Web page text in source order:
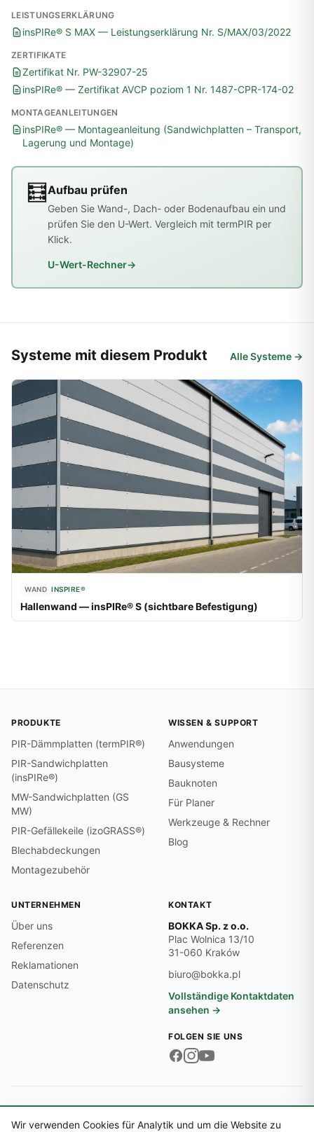
LEISTUNGSERKLÄRUNG
insPIRe® S MAX — Leistungserklärung Nr. S/MAX/03/2022
ZERTIFIKATE
Zertifikat Nr. PW-32907-25
insPIRe® — Zertifikat AVCP poziom 1 Nr. 1487-CPR-174-02
MONTAGEANLEITUNGEN
insPIRe® — Montageanleitung (Sandwichplatten – Transport,
Lagerung und Montage)
🧮Aufbau prüfen
Geben Sie Wand-, Dach- oder Bodenaufbau ein und
prüfen Sie den U-Wert. Vergleich mit termPIR per
Klick.
U-Wert-Rechner→
Systeme mit diesem Produkt Alle Systeme →
WAND INSPIRE®
Hallenwand — insPIRe® S (sichtbare Befestigung)
PRODUKTE
PIR-Dämmplatten (termPIR®)
PIR-Sandwichplatten
(insPIRe®)
MW-Sandwichplatten (GS
MW)
PIR-Gefällekeile (izoGRASS®)
Blechabdeckungen
Montagezubehör
WISSEN & SUPPORT
Anwendungen
Bausysteme
Bauknoten
Für Planer
Werkzeuge & Rechner
Blog
UNTERNEHMEN
Über uns
Referenzen
Reklamationen
Datenschutz
KONTAKT
BOKKA Sp. z o.o.
Plac Wolnica 13/10
31-060 Kraków
biuro@bokka.pl
Vollständige Kontaktdaten
ansehen →
FOLGEN SIE UNS
Firmendaten:USt-IdNr. PL6762545474 · REGON 369497701 · KRS
0000718870
Wir verwenden Cookies für Analytik und um die Website zu